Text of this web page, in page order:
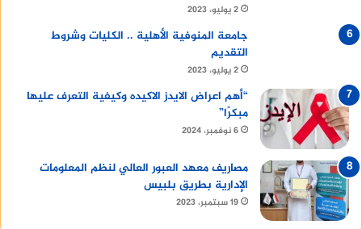
2 يوليو، 2023
جامعة المنوفية الأهلية .. الكليات وشروط
التقديم
2 يوليو، 2023
“أهم اعراض الايدز الاكيده وكيفية التعرف عليها
مبكرًا”
6 نوفمبر، 2024
مصاريف معهد العبور العالي لنظم المعلومات
الإدارية بطريق بلبيس
19 سبتمبر، 2023